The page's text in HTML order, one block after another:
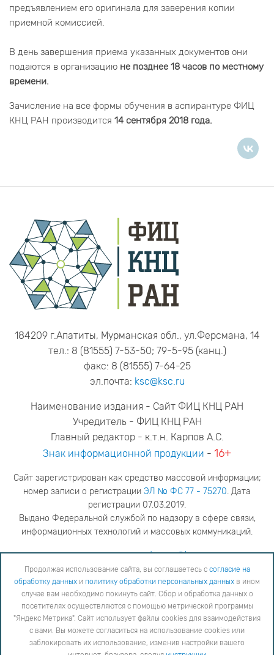
предъявлением его оригинала для заверения копии
приемной комиссией.
В день завершения приема указанных документов они
подаются в организацию не позднее 18 часов по местному
времени.
Зачисление на все формы обучения в аспирантуре ФИЦ
КНЦ РАН производится 14 сентября 2018 года.
184209 г.Апатиты, Мурманская обл., ул.Ферсмана, 14
тел.: 8 (81555) 7-53-50; 79-5-95 (канц.)
факс: 8 (81555) 7-64-25
эл.почта: ksc@ksc.ru
Наименование издания - Сайт ФИЦ КНЦ РАН
Учредитель - ФИЦ КНЦ РАН
Главный редактор - к.т.н. Карпов А.С.
Знак информационной продукции - 16+
Сайт зарегистрирован как средство массовой информации;
номер записи о регистрации ЭЛ № ФС 77 - 75270. Дата
регистрации 07.03.2019.
Выдано Федеральной службой по надзору в сфере связи,
информационных технологий и массовых коммуникаций.
адрес редакцииya.stogova@ksc.ru
телефон редакции81555-79-516
Продолжая использование сайта, вы соглашаетесь с согласие на обработку данных
обработки персональных данных
в ином случае вам необходимо покинуть сайт. Сбор и обработка
данных о посетителях осуществляются с помощью метрической программы "Яндекс Метрика".
Сайт использует файлы cookies для взаимодействия с вами. Вы можете согласиться на
использование cookies или заблокировать их использование, изменив настройки вашего интернет-
Продолжая использование сайта, вы соглашаетесь с согласие на
обработку данных и политику обработки персональных данных в ином
случае вам необходимо покинуть сайт. Сбор и обработка данных о
посетителях осуществляются с помощью метрической программы
"Яндекс Метрика". Сайт использует файлы cookies для взаимодействия
с вами. Вы можете согласиться на использование cookies или
заблокировать их использование, изменив настройки вашего